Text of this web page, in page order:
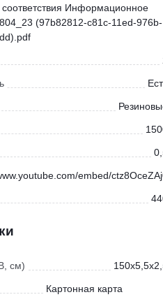
Информационное
(97b82812-c81c-11ed-976b-
embed/
см)
Картонная карта